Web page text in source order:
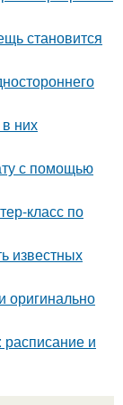
становится
них
с помощью
класс по
известных
оригинально
и